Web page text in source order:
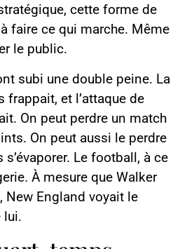
cette forme de
faire ce qui marche. Même
le public.
subi une double peine. La
frappait, et l’attaque de
On peut perdre un match
On peut aussi le perdre
Le football, à ce
À mesure que Walker
New England voyait le
lui.